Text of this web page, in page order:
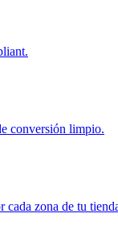
conversión limpio.
zona de tu